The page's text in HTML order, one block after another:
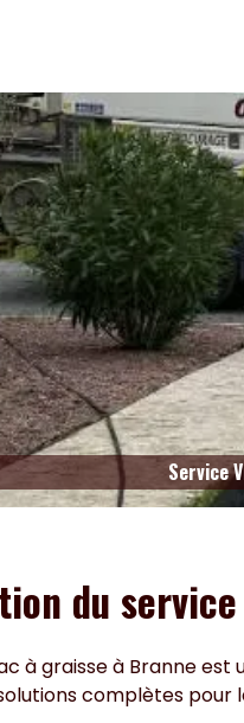
Service
du
à graisse à Branne
complètes pour